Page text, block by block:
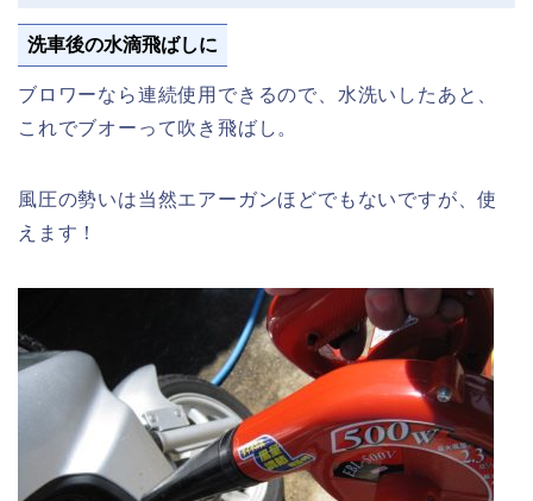
洗車後の水滴飛ばしに
ブロワーなら連続使用できるので、水洗いしたあと、
これでブオーって吹き飛ばし。
風圧の勢いは当然エアーガンほどでもないですが、使
えます！